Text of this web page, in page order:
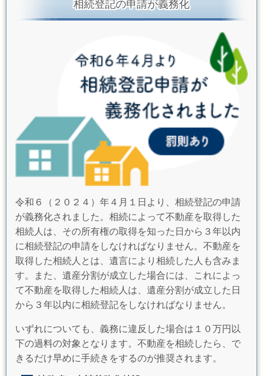
相続登記の申請が義務化
令和６（２０２４）年４月１日より、相続登記の申請
が義務化されました。相続によって不動産を取得した
相続人は、その所有権の取得を知った日から３年以内
に相続登記の申請をしなければなりません。不動産を
取得した相続人とは、遺言により相続した人も含みま
す。また、遺産分割が成立した場合には、これによっ
て不動産を取得した相続人は、遺産分割が成立した日
から３年以内に相続登記をしなければなりません。
いずれについても、義務に違反した場合は１０万円以
下の過料の対象となります。不動産を相続したら、で
きるだけ早めに手続きをするのが推奨されます。